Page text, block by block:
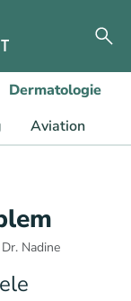
Dermatologie
Aviation
Nadine